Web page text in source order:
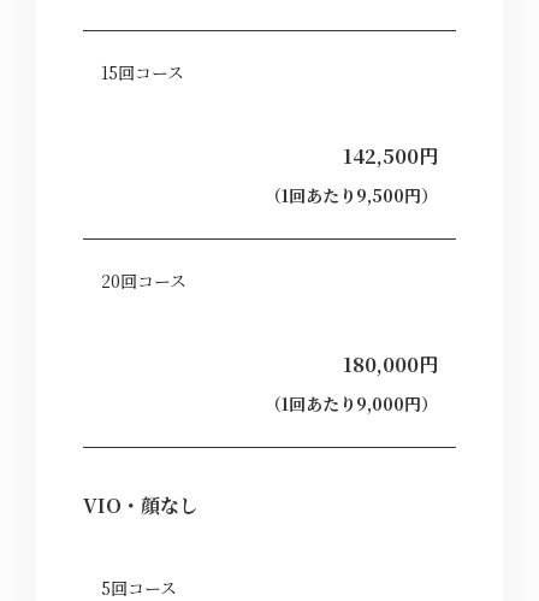
15回コース
142,500円
（1回あたり9,500円）
20回コース
180,000円
（1回あたり9,000円）
VIO・顔なし
5回コース